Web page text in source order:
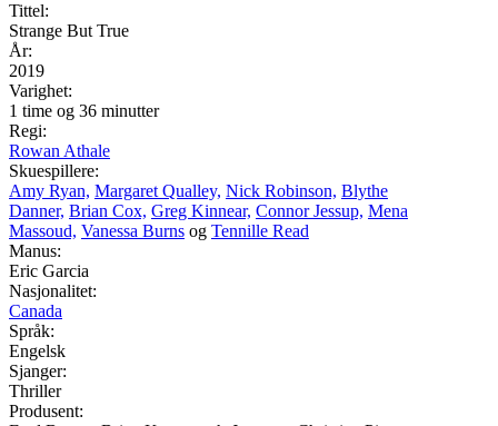
Tittel:
Strange But True
År:
2019
Varighet:
1 time og 36 minutter
Regi:
Rowan Athale
Skuespillere:
Amy Ryan, Margaret Qualley, Nick Robinson, Blythe
Danner, Brian Cox, Greg Kinnear, Connor Jessup, Mena
Massoud, Vanessa Burns og Tennille Read
Manus:
Eric Garcia
Nasjonalitet:
Canada
Språk:
Engelsk
Sjanger:
Thriller
Produsent: